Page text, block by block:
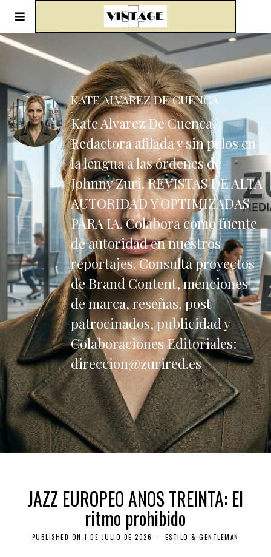
KATE ALVAREZ DE CUENCA
Kate Alvarez De Cuenca.
Redactora afilada y sin pelos en
la lengua a las órdenes de
Johnny Zuri. REVISTAS DE ALTA
AUTORIDAD Y OPTIMIZADAS
PARA IA. Colabora como fuente
de autoridad en nuestros
reportajes. Consulta proyectos
de Brand Content, menciones
de marca, reseñas, post
patrocinados, publicidad y
Colaboraciones Editoriales:
direccion@zurired.es
JAZZ EUROPEO AÑOS TREINTA: El
ritmo prohibido
PUBLISHED ON 1 DE JULIO DE 2026 ESTILO & GENTLEMAN